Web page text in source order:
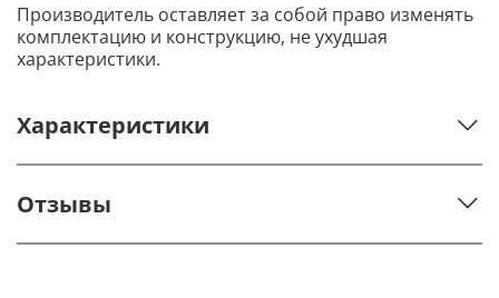
Производитель оставляет за собой право изменять
комплектацию и конструкцию, не ухудшая
характеристики.
Характеристики
Отзывы